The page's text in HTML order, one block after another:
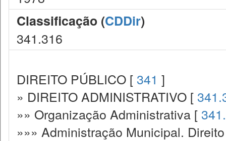
Classificação (CDDir)
341.316
DIREITO PÚBLICO [ 341 ]
» DIREITO ADMINISTRATIVO [
»» Organização Administrativa [
»»» Administração Municipal.